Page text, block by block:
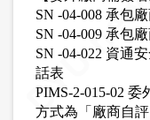
SN -04-008 承包
SN -04-009 承包
SN -04-022 資通
話表
PIMS-2-015-02
方式為「廠商自